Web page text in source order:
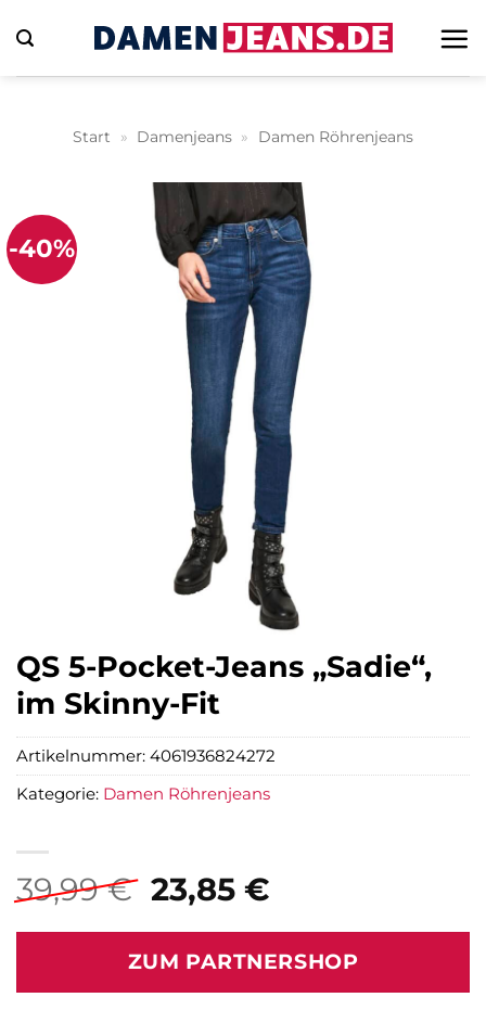
Inhalt
springen
Start » Damenjeans » Damen Röhrenjeans
-40%
QS 5-Pocket-Jeans „Sadie“,
im Skinny-Fit
39,99€ Ursprünglicher
Preis
war:
39,99 €
23,85 €Aktueller
ist:
23,85 €.
ZUM PARTNERSHOP
Artikelnummer: 4061936824272
Kategorie: Damen Röhrenjeans